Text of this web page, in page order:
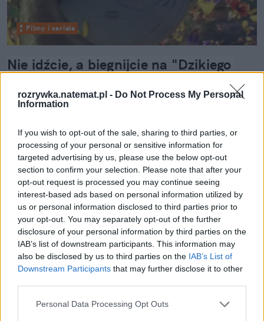
rozrywka.natemat.pl - Do Not Process My Personal
Information
If you wish to opt-out of the sale, sharing to third parties, or
processing of your personal or sensitive information for
targeted advertising by us, please use the below opt-out
section to confirm your selection. Please note that after your
opt-out request is processed you may continue seeing
interest-based ads based on personal information utilized by
us or personal information disclosed to third parties prior to
your opt-out. You may separately opt-out of the further
disclosure of your personal information by third parties on the
IAB’s list of downstream participants. This information may
also be disclosed by us to third parties on the IAB’s List of
Downstream Participants that may further disclose it to other
Personal Data Processing Opt Outs
Filmy i seriale
Nie idźcie, a biegnijcie na "Dzikiego
robota". Dawno nic tak nie wycisnęło
ze mnie łez
Nie przegap żadnej ważnej wiadomości i
obserwuj nas w Google News!
Więcej:
Filmy Kino Dzieci Aktorzy Bajki
Disney+ Plus
Disney